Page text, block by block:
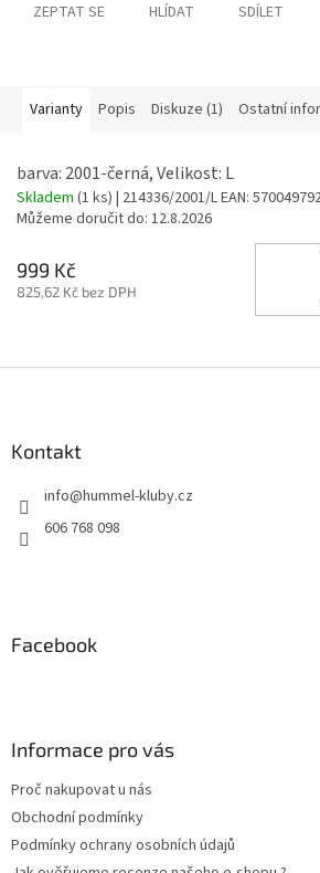
ZEPTAT SE HLÍDAT SDÍLET
Varianty Popis Diskuze (1) Ostatní
barva: 2001-černá, Velikost: L
Skladem (1 ks) | 214336/2001/LEAN:
Můžeme doručit do: 12.8.2026
999 Kč
825,62 Kč bez DPH
Kontakt
info@hummel-kluby.cz
606 768 098
Facebook
Informace pro vás
Proč nakupovat u nás
Obchodní podmínky
Podmínky ochrany osobních údajů